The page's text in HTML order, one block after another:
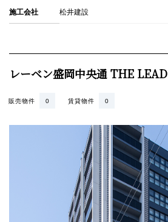
施工会社 松井建設
レーベン盛岡中央通 THE LEAD
賃貸物件 0
販売物件 0